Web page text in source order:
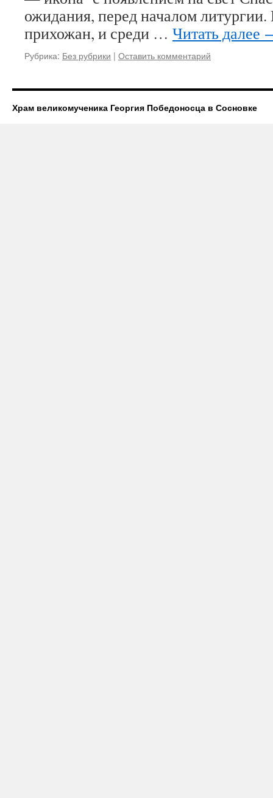
ожидания, перед началом
прихожан, и среди … Читать далее
Рубрика: Без рубрики | Оставить комментарий
Храм великомученика Георгия Победоносца в Сосновке